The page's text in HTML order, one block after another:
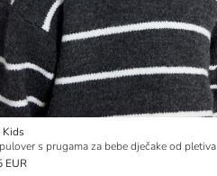
Kids
s prugama za bebe dječake od pletiva
EUR